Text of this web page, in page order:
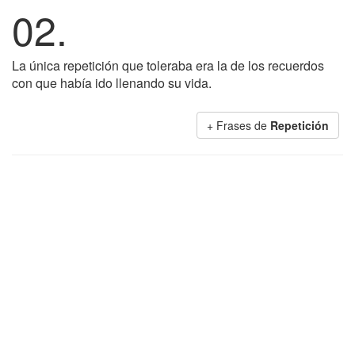
02.
La única repetición que toleraba era la de los recuerdos
con que había ido llenando su vida.
+ Frases de Repetición